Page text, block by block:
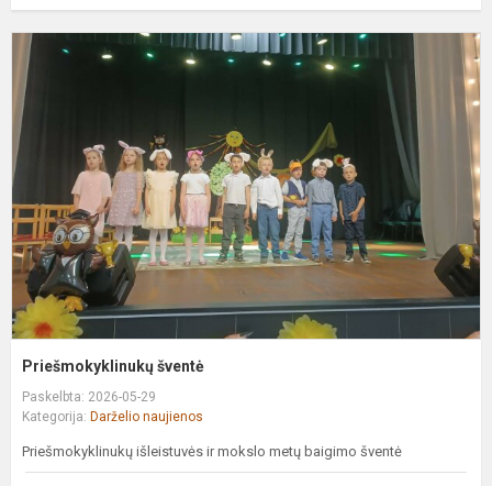
Priešmokyklinukų šventė
Paskelbta: 2026-05-29
Kategorija: Darželio naujienos
Priešmokyklinukų išleistuvės ir mokslo metų baigimo šventė